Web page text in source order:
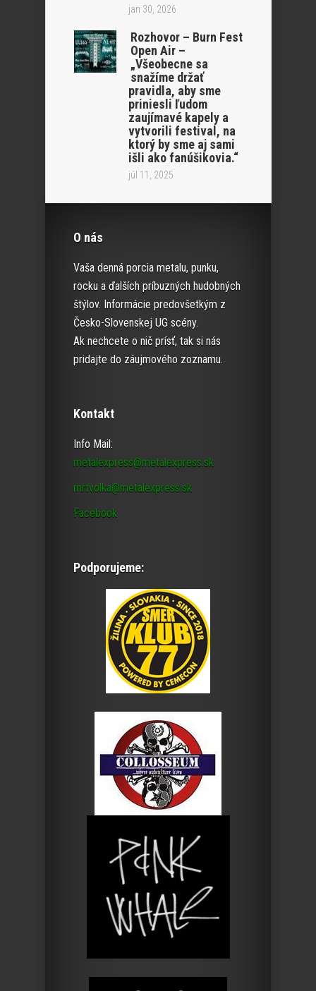
jan 30, 2026
Rozhovor – Burn Fest
Open Air –
„Všeobecne sa
snažíme držať
pravidla, aby sme
priniesli ľudom
zaujímavé kapely a
vytvorili festival, na
ktorý by sme aj sami
išli ako fanúšikovia.“
júl 11, 2025
O nás
Vaša denná porcia metalu, punku,
rocku a ďalších príbuzných hudobných
štýlov. Informácie predovšetkým z
Česko-Slovenskej UG scény.
Ak nechcete o nič prísť, tak si nás
pridajte do záujmového zoznamu.
Kontakt
Info Mail:
metalexpress@metalexpress.sk
mrtvolka@metalexpress.sk
Facebook
Podporujeme: